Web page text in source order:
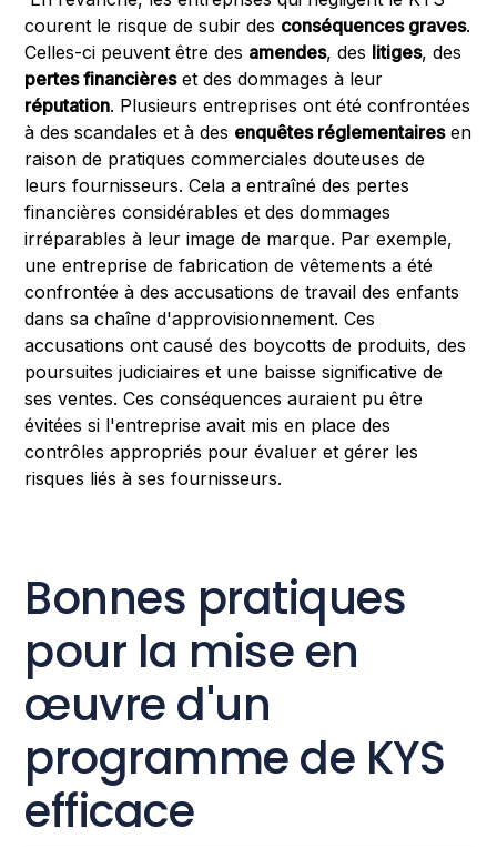
courent le risque de subir des conséquences graves.
Celles-ci peuvent être des amendes, des litiges, des
pertes financièreset des dommages à leur
réputation. Plusieurs entreprises ont été confrontées
à des scandales et à des enquêtes réglementairesen
raison de pratiques commerciales douteuses de
leurs fournisseurs. Cela a entraîné des pertes
financières considérables et des dommages
irréparables à leur image de marque. Par exemple,
une entreprise de fabrication de vêtements a été
confrontée à des accusations de travail des enfants
dans sa chaîne d'approvisionnement. Ces
accusations ont causé des boycotts de produits, des
poursuites judiciaires et une baisse significative de
ses ventes. Ces conséquences auraient pu être
évitées si l'entreprise avait mis en place des
contrôles appropriés pour évaluer et gérer les
risques liés à ses fournisseurs.
Bonnes pratiques
pour la mise en
œuvre d'un
programme de KYS
efficace